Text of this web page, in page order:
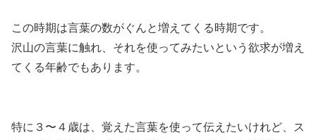
この時期は言葉の数がぐんと増えてくる時期です。
沢山の言葉に触れ、それを使ってみたいという欲求が増え
てくる年齢でもあります。
特に３〜４歳は、覚えた言葉を使って伝えたいけれど、ス